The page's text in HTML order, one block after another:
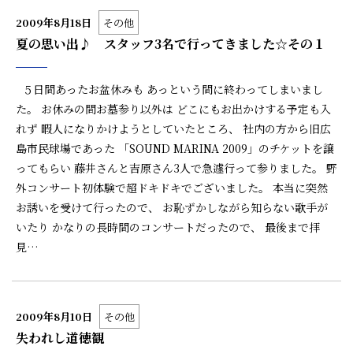
2009年8月18日 その他
夏の思い出♪ スタッフ3名で行ってきました☆その１
５日間あったお盆休みも あっという間に終わってしまいまし
た。 お休みの間お墓参り以外は どこにもお出かけする予定も入
れず 暇人になりかけようとしていたところ、 社内の方から旧広
島市民球場であった 「SOUND MARINA 2009」のチケットを譲
ってもらい 藤井さんと吉原さん3人で急遽行って参りました。 野
外コンサート初体験で超ドキドキでございました。 本当に突然
お誘いを受けて行ったので、 お恥ずかしながら知らない歌手が
いたり かなりの長時間のコンサートだったので、 最後まで拝
見…
2009年8月10日 その他
失われし道徳観